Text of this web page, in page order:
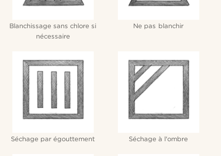
Blanchissage sans chlore si
nécessaire
Ne pas blanchir
Séchage par égouttement Séchage à l'ombre